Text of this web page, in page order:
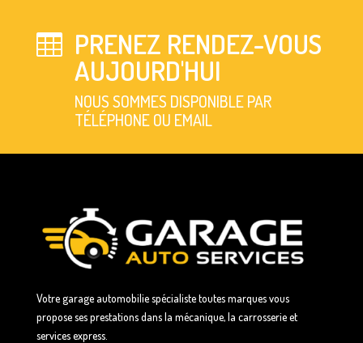
 PRENEZ RENDEZ-VOUS
AUJOURD'HUI
NOUS SOMMES DISPONIBLE PAR
TÉLÉPHONE OU EMAIL
Votre garage automobilie spécialiste toutes marques vous
propose ses prestations dans la mécanique, la carrosserie et
services express.